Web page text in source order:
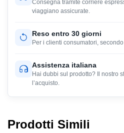
Consegna tramite corriere
viaggiano assicurate.
Reso entro 30 giorni
Per i clienti consumatori,
Assistenza italiana
Hai dubbi sul prodotto? Il nostro
l’acquisto.
Prodotti Simili